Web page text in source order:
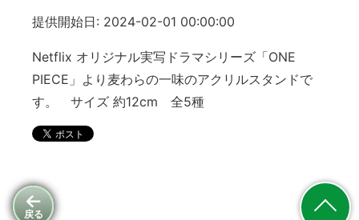
戻る
提供開始日: 2024-02-01 00:00:00
Netflix オリジナル実写ドラマシリーズ「ONE
PIECE」より麦わらの一味のアクリルスタンドで
す。 サイズ 約12cm 全5種